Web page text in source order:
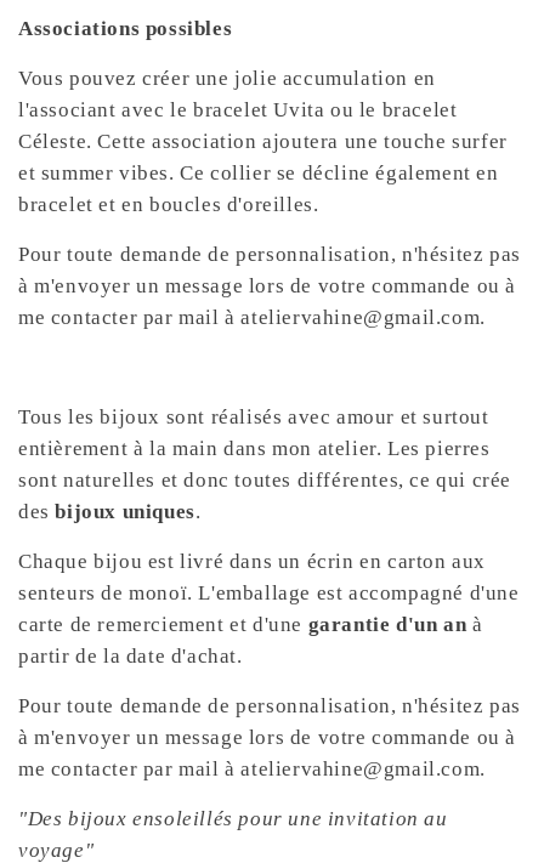
Associations possibles
Vous pouvez créer une jolie accumulation en
l'associant avec le bracelet Uvita ou le bracelet
Céleste. Cette association ajoutera une touche surfer
et summer vibes. Ce collier se décline également en
bracelet et en boucles d'oreilles.
Pour toute demande de personnalisation, n'hésitez pas
à m'envoyer un message lors de votre commande ou à
me contacter par mail à ateliervahine@gmail.com.
Tous les bijoux sont réalisés avec amour et surtout
entièrement à la main dans mon atelier. Les pierres
sont naturelles et donc toutes différentes, ce qui crée
desbijoux uniques.
Chaque bijou est livré dans un écrin en carton aux
senteurs de monoï. L'emballage est accompagné d'une
carte de remerciement et d'une garantie d'un an à
partir de la date d'achat.
Pour toute demande de personnalisation, n'hésitez pas
à m'envoyer un message lors de votre commande ou à
me contacter par mail à ateliervahine@gmail.com.
"Des bijoux ensoleillés pour une invitation au
voyage"